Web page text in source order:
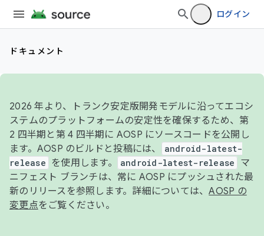
ログイン
ドキュメント
2026 年より、トランク安定版開発モデルに沿ってエコシ
ステムのプラットフォームの安定性を確保するため、第
2 四半期と第 4 四半期に AOSP にソースコードを公開し
ます。AOSP のビルドと投稿には、
android-latest-
release
を使用します。 android-latest-release
マ
ニフェスト ブランチは、常に AOSP にプッシュされた最
新のリリースを参照します。詳細については、AOSP の
変更点をご覧ください。